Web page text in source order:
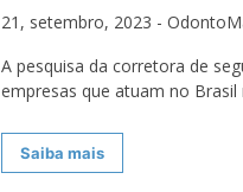
21, setembro, 2023 -
A pesquisa da corretora de
empresas que atuam no
Saiba mais